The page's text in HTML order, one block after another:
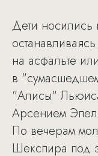
Дети носились
на асфальте
в
"Алисы"
Арсением
По вечерам
Шекспира под